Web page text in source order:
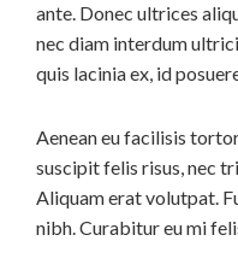
ante. Donec ultrices
nec diam interdum
quis lacinia ex, id
Aenean eu facilisis
suscipit felis risus, nec
Aliquam erat volutpat.
nibh. Curabitur eu mi